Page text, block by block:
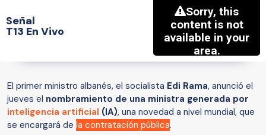
Señal
T13 En Vivo
El primer ministro albanés, el socialista Edi Rama, anunció el
jueves el nombramiento de una ministra generada por
inteligencia artificial (IA), una novedad a nivel mundial, que
se encargará de la contratación pública.